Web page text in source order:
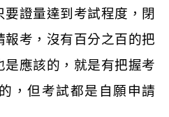
要證量達到考試程度，閉
報考，沒有百分之百的把
應該的，就是有把握考
，但考試都是自願申請